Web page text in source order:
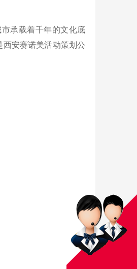
承载着千年的文化底
安赛诺美活动策划公